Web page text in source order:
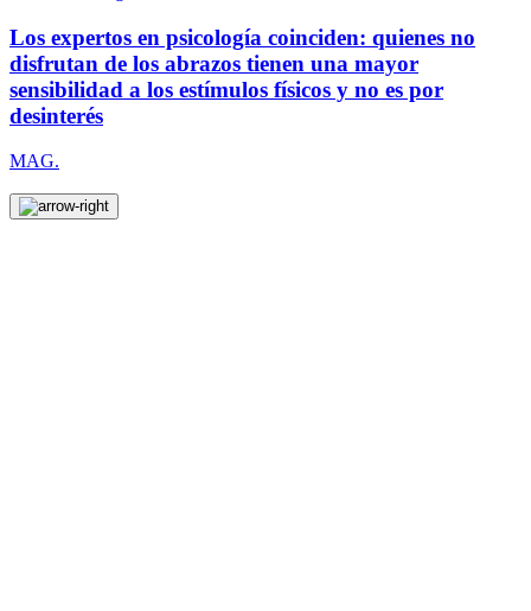
Los expertos en psicología coinciden: quienes no
disfrutan de los abrazos tienen una mayor
sensibilidad a los estímulos físicos y no es por
desinterés
MAG.